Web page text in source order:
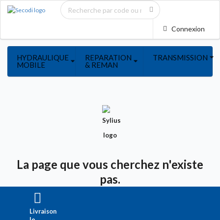
Connexion
HYDRAULIQUE
MOBILE
REPARATION
& REMAN
TRANSMISSION
La page que vous cherchez n'existe
pas.
Livraison